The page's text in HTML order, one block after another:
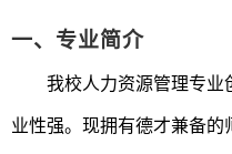
一、专业简介
我校人力资源管理专业
业性强。现拥有德才兼备的